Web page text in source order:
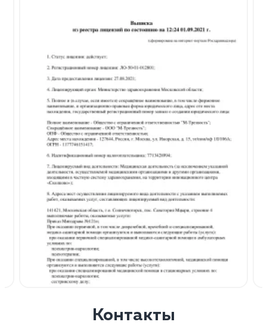
Контакты